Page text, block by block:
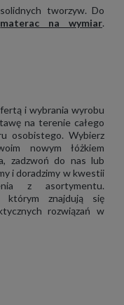
tworzyw. Do
materac na wymiar.
i wybrania wyrobu
na terenie całego
osobistego. Wybierz
nowym łóżkiem
zadzwoń do nas lub
i doradzimy w kwestii
z asortymentu.
którym znajdują się
rozwiązań w